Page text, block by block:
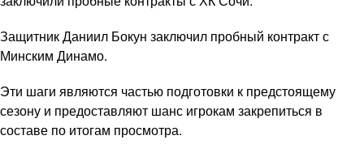
Защитник Даниил Бокун заключил пробный контракт с
Минским Динамо.
Эти шаги являются частью подготовки к предстоящему
сезону и предоставляют шанс игрокам закрепиться в
составе по итогам просмотра.